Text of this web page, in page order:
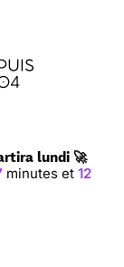
lundi 🚀
minutes et11